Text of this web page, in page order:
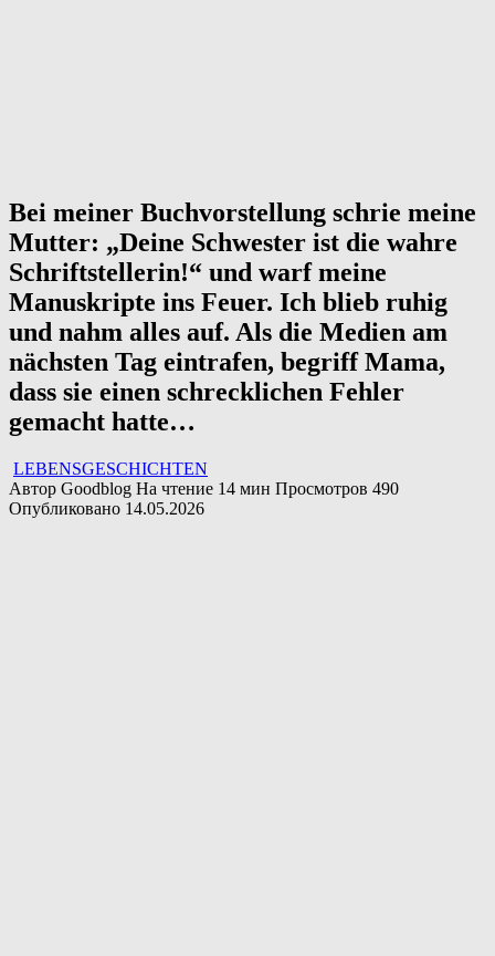
Bei meiner Buchvorstellung schrie meine
Mutter: „Deine Schwester ist die wahre
Schriftstellerin!“ und warf meine
Manuskripte ins Feuer. Ich blieb ruhig
und nahm alles auf. Als die Medien am
nächsten Tag eintrafen, begriff Mama,
dass sie einen schrecklichen Fehler
gemacht hatte…
LEBENSGESCHICHTEN
Автор Goodblog На чтение 14 мин Просмотров 490
Опубликовано 14.05.2026